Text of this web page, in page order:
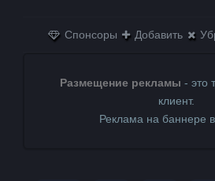
Спонсоры Добавить
Размещение рекламы - это
клиент.
Реклама на баннере в